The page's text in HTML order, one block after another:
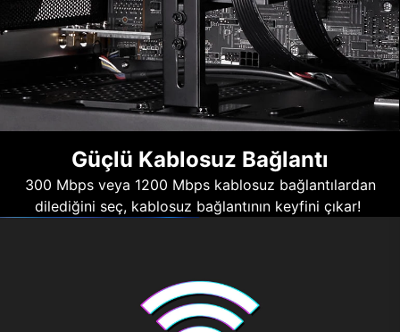
Güçlü Kablosuz Bağlantı
300 Mbps veya 1200 Mbps kablosuz bağlantılardan
dilediğini seç, kablosuz bağlantının keyfini çıkar!